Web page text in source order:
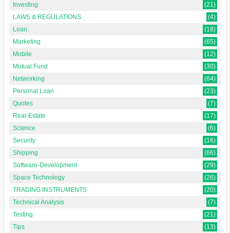
Investing
(21)
LAWS & REGULATIONS
(4)
Loan
(18)
Marketing
(65)
Mobile
(12)
Mutual Fund
(30)
Networking
(64)
Personal Loan
(23)
Quotes
(7)
Real-Estate
(17)
Science
(6)
Security
(16)
Shipping
(66)
Software-Development
(29)
Space Technology
(26)
TRADING INSTRUMENTS
(20)
Technical Analysis
(7)
Testing
(21)
Tips
(13)